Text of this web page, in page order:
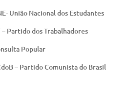
União Nacional dos Estudantes
– Partido dos Trabalhadores
Popular
– Partido Comunista do Brasil